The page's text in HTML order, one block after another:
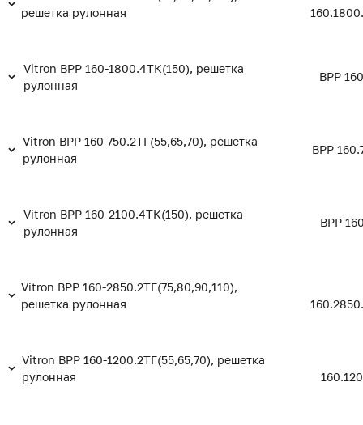
решетка рулонная
Vitron ВРР 160-1800.4ТК(150), решетка
рулонная
ВРР
Vitron ВРР 160-750.2ТГ(55,65,70), решетка
рулонная
ВРР
Vitron ВРР 160-2100.4ТК(150), решетка
рулонная
ВРР
Vitron ВРР 160-2850.2ТГ(75,80,90,110),
решетка рулонная
Vitron ВРР 160-1200.2ТГ(55,65,70), решетка
рулонная